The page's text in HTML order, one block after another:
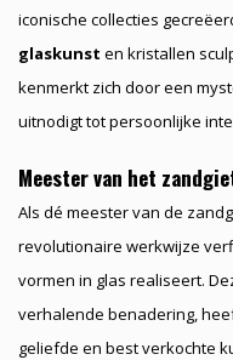
iconische collecties
glaskunst en kristallen
kenmerkt zich door een
uitnodigt tot persoonlijke
Meester van het
Als dé meester van de
revolutionaire werkwijze
vormen in glas realiseert.
verhalende benadering,
geliefde en best verkochte